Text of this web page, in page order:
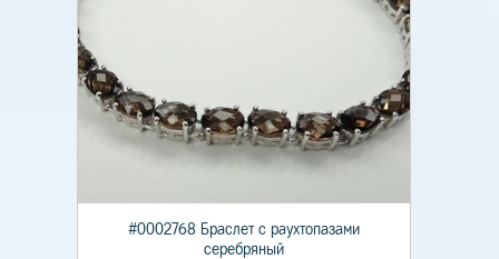
#0002768 Браслет с раухтопазами
серебряный